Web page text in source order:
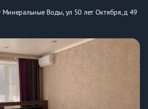
Минеральные Воды, ул 50 лет Октября, д 49